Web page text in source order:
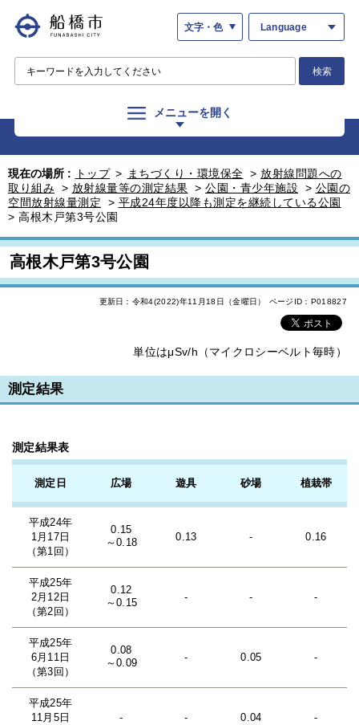
文字・色 Language
検索
メニューを開く
現在の場所 : トップ > まちづくり・環境保全 > 放射線問題への
取り組み > 放射線量等の測定結果 > 公園・青少年施設 > 公園の
空間放射線量測定
> 平成24年度以降も測定を継続している公園
> 高根木戸第3号公園
高根木戸第3号公園
更新日：令和4(2022)年11月18日（金曜日） ページID：P018827
単位はμSv/h（マイクロシーベルト毎時）
測定結果
測定結果表
測定日 広場 遊具 砂場 植栽帯
平成24年
1月17日
（第1回）
0.15
～0.18
0.13 - 0.16
平成25年
2月12日
（第2回）
0.12
～0.15
- - -
平成25年
6月11日
（第3回）
0.08
～0.09
- 0.05 -
平成25年
11月5日
- - 0.04 -